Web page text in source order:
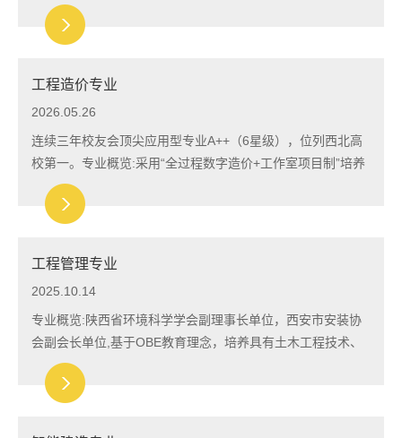
工程造价专业
2026.05.26
连续三年校友会顶尖应用型专业A++（6星级），位列西北高
校第一。专业概览:采用“全过程数字造价+工作室项目制”培养
模式，聚焦不动产资产化与存量运营产业，开设新能源造价咨
询、资产估价、不动产运营三大方向，...
工程管理专业
2025.10.14
专业概览:陕西省环境科学学会副理事长单位，西安市安装协
会副会长单位,基于OBE教育理念，培养具有土木工程技术、
管理学和经济学等学科基本理论和知识，获得建造师、造价工
程师、咨询工程师、监理工程师的基本训练...